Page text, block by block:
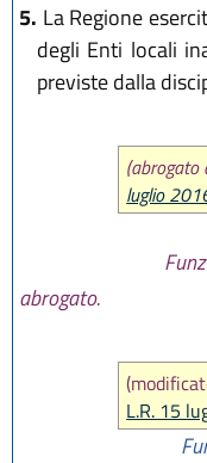
5. La Regione
degli Enti locali
previste dalla
(abrogato
luglio
abrogato.
L.R. 15